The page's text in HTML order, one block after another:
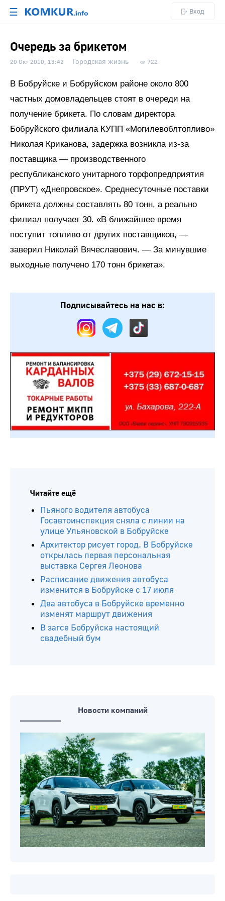
☰ Вход
Очередь за брикетом
20 Окт 2010, 13:42 Городская жизнь 722
В Бобруйске и Бобруйском районе около 800
частных домовладельцев стоят в очереди на
получение брикета. По словам директора
Бобруйского филиала КУПП «Могилевоблтопливо»
Николая Криканова, задержка возникла из-за
поставщика — производственного
республиканского унитарного торфопредприятия
(ПРУТ) «Днепровское». Среднесуточные поставки
брикета должны составлять 80 тонн, а реально
филиал получает 30. «В ближайшее время
поступит топливо от других поставщиков, —
заверил Николай Вячеславович. — За минувшие
выходные получено 170 тонн брикета».
Подписывайтесь на нас в:
Читайте ещё
Пьяного водителя автобуса
Госавтоинспекция сняла с линии на
улице Ульяновской в Бобруйске
Архитектор рисует город. В Бобруйске
открылась первая персональная
выставка Сергея Леонова
Расписание движения автобуса
изменится в Бобруйске с 17 июля
Два автобуса в Бобруйске временно
изменят маршрут движения
В загсе Бобруйска настоящий
свадебный бум
Новости компаний